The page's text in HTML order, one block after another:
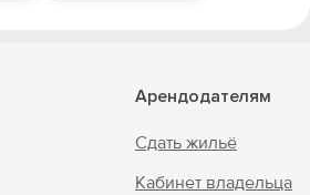
Арендодателям
Сдать жильё
Кабинет владельца